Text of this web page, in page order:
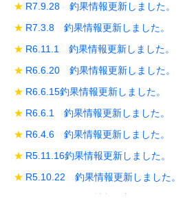
R7.9.28 釣果情報更新しました。
R7.3.8 釣果情報更新しました。
R6.11.1 釣果情報更新しました。
R6.6.20 釣果情報更新しました。
R6.6.15釣果情報更新しました。
R6.6.1 釣果情報更新しました。
R6.4.6 釣果情報更新しました。
R5.11.16釣果情報更新しました。
R5.10.22 釣果情報更新しました。